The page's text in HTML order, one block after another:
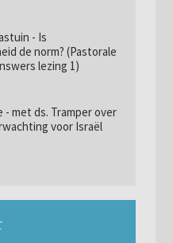
- Is
de norm? (Pastorale
lezing 1)
- met ds. Tramper over
voor Israël